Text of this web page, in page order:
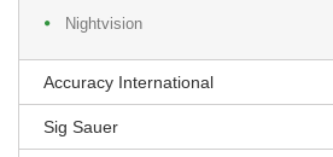
Nightvision
Accuracy International
Sig Sauer